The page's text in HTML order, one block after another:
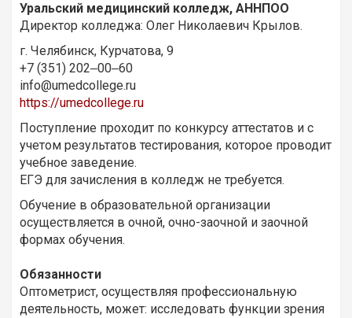
Уральский медицинский колледж, АННПОО
Директор колледжа: Олег Николаевич Крылов.
г. Челябинск, Курчатова, 9
+7 (351) 202‒00‒60
info@umedcollege.ru
https://umedcollege.ru
Поступление проходит по конкурсу аттестатов и с
учетом результатов тестирования, которое проводит
учебное заведение.
ЕГЭ для зачисления в колледж не требуется.
Обучение в образовательной организации
осуществляется в очной, очно-заочной и заочной
формах обучения.
Обязанности
Оптометрист, осуществляя профессиональную
деятельность, может: исследовать функции зрения